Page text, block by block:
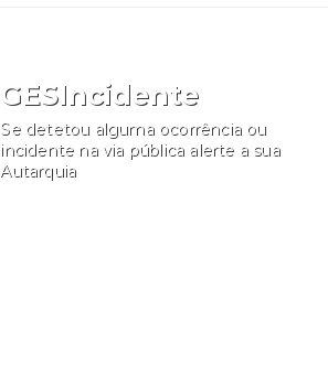
GESIncidente
Se detetou alguma ocorrência ou
incidente na via pública alerte a sua
Autarquia